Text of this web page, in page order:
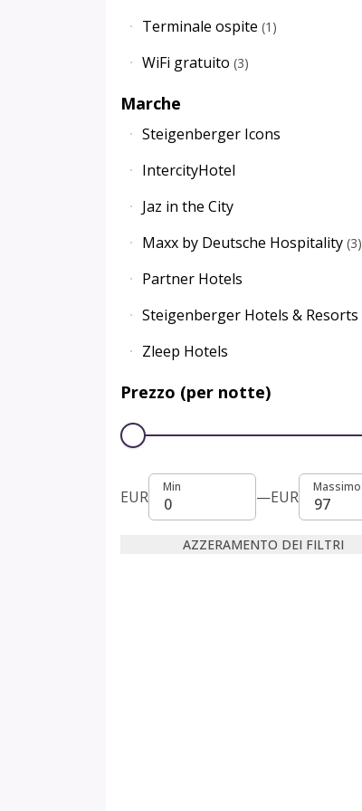
Terminale ospite (1 )
WiFi gratuito (3)
Marche
Steigenberger Icons
IntercityHotel
Jaz in the City
Maxx by Deutsche Hospitality (3)
Partner Hotels
Steigenberger Hotels & Resorts
Zleep Hotels
Prezzo (per notte)
EUR
Min
Min
—EUR
Massimo
Massimo
AZZERAMENTO DEI FILTRI